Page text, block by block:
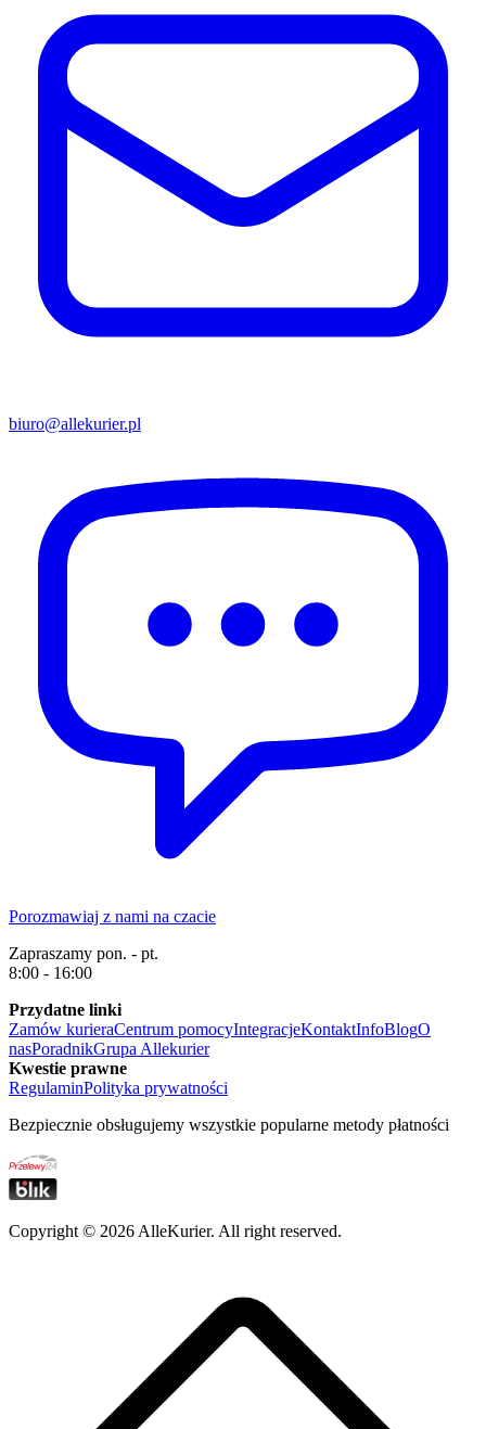
biuro@allekurier.pl
Porozmawiaj z nami na czacie
Zapraszamy pon. - pt.
8:00 - 16:00
Przydatne linki
Zamów kurieraCentrum pomocyIntegracjeKontaktInfoBlogO
nasPoradnikGrupa Allekurier
Kwestie prawne
RegulaminPolityka prywatności
Bezpiecznie obsługujemy wszystkie popularne metody płatności
Copyright © 2026 AlleKurier. All right reserved.